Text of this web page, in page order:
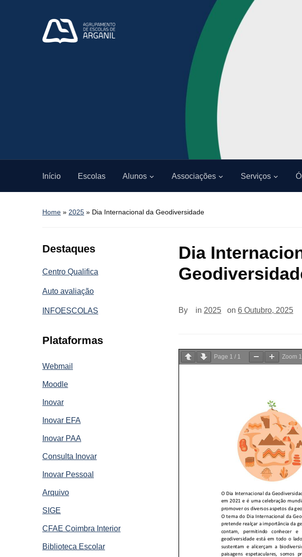
Início Escolas Alunos Associações Serviços
Home » 2025 » Dia Internacional da Geodiversidade
Destaques
Centro Qualifica
Auto avaliação
INFOESCOLAS
Plataformas
Webmail
Moodle
Inovar
Inovar EFA
Inovar PAA
Consulta Inovar
Inovar Pessoal
Arquivo
SIGE
CFAE Coimbra Interior
Biblioteca Escolar
Dia
By in 2025 on 6 Outubro, 2025
Page 1 / 1 Zoom